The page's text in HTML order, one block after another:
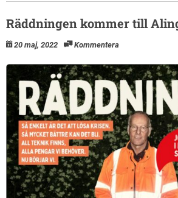
Räddningen kommer till
20 maj, 2022 Kommentera